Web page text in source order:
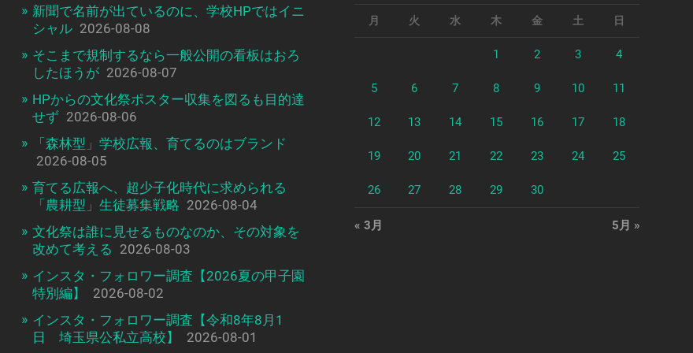
新聞で名前が出ているのに、学校HPではイニ
シャル 2026-08-08
そこまで規制するなら一般公開の看板はおろ
したほうが 2026-08-07
HPからの文化祭ポスター収集を図るも目的達
せず 2026-08-06
「森林型」学校広報、育てるのはブランド
2026-08-05
育てる広報へ、超少子化時代に求められる
「農耕型」生徒募集戦略 2026-08-04
文化祭は誰に見せるものなのか、その対象を
改めて考える 2026-08-03
インスタ・フォロワー調査【2026夏の甲子園
特別編】
2026-08-02
インスタ・フォロワー調査【令和8年8月1
日 埼玉県公私立高校】
2026-08-01
月 火 水 木 金 土 日
1 2 3 4
5 6 7 8 9 10 11
12 13 14 15 16 17 18
19 20 21 22 23 24 25
26 27 28 29 30
« 3月 5月 »